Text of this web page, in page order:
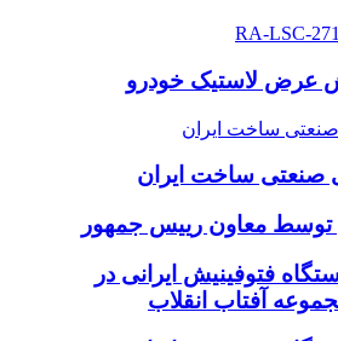
عرض لاستیک خودرو
صنعتی ساخت ایران
توسط معاون رییس جمهور
فتوفینیش ایرانی در
آفتاب انقلاب